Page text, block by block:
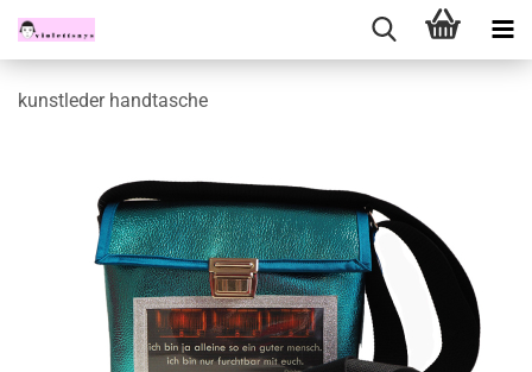
kunstleder handtasche